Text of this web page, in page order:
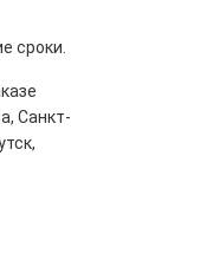
сроки.
Санкт-